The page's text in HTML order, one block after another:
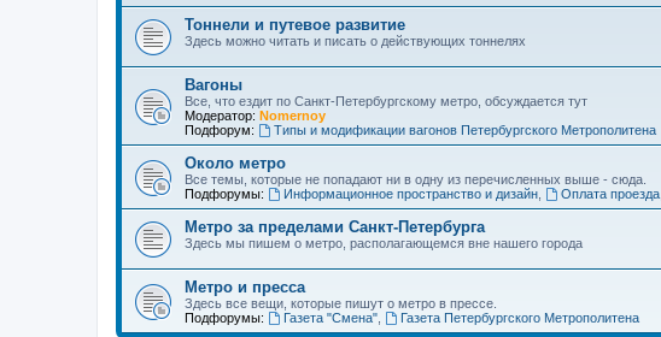
Тоннели и путевое развитие
Здесь можно читать и писать о действующих тоннелях
Вагоны
Все, что ездит по Санкт-Петербургскому метро, обсуждается тут
Модератор: Nomernoy
Подфорум:
Типы и модификации вагонов Петербургского Метрополитена
Около метро
Все темы, которые не попадают ни в одну из перечисленных выше - сюда.
Подфорумы:
Информационное пространство и дизайн, Оплата проезда,
Метро за пределами Санкт-Петербурга
Здесь мы пишем о метро, располагающемся вне нашего города
Метро и пресса
Здесь все вещи, которые пишут о метро в прессе.
Подфорумы:
Газета "Смена", Газета Петербургского Метрополитена